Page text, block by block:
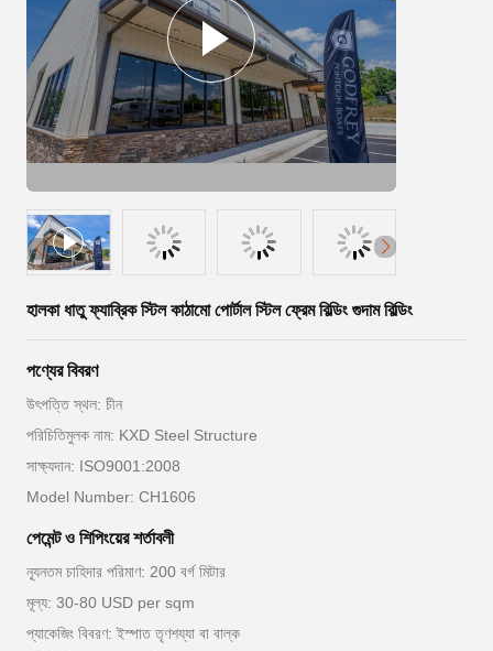
হালকা ধাতু ফ্যাব্রিক স্টিল কাঠামো পোর্টাল স্টিল ফ্রেম বিল্ডিং গুদাম বিল্ডিং
পণ্যের বিবরণ
উৎপত্তি স্থল: চীন
পরিচিতিমুলক নাম: KXD Steel Structure
সাক্ষ্যদান: ISO9001:2008
Model Number: CH1606
পেমেন্ট ও শিপিংয়ের শর্তাবলী
ন্যূনতম চাহিদার পরিমাণ: 200 বর্গ মিটার
মূল্য: 30-80 USD per sqm
প্যাকেজিং বিবরণ: ইস্পাত তৃণশয্যা বা বাল্ক